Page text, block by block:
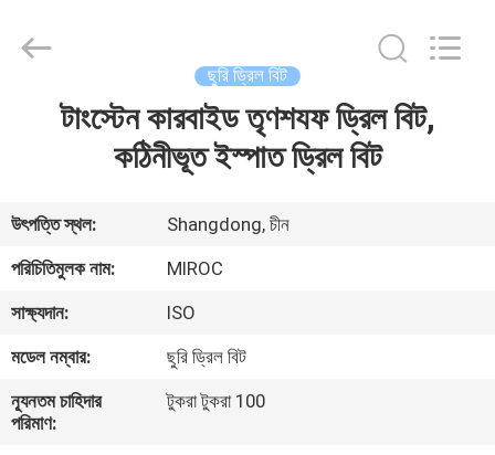
আমাদের
সম্পর্কে
কারখানা
ভ্রমণ
ছুরি ড্রিল বিট
টাংস্টেন কারবাইড তৃণশযফ ড্রিল বিট,
কঠিনীভূত ইস্পাত ড্রিল বিট
উৎপত্তি স্থল:
Shangdong, চীন
পরিচিতিমুলক নাম:
MIROC
সাক্ষ্যদান:
ISO
মডেল নম্বার:
ছুরি ড্রিল বিট
ন্যূনতম চাহিদার
পরিমাণ:
টুকরা টুকরা 100